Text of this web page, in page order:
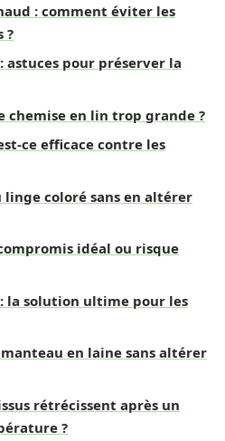
: comment éviter les
?
astuces pour préserver la
chemise en lin trop grande ?
ce efficace contre les
coloré sans en altérer
idéal ou risque
: la solution ultime pour les
en laine sans altérer
rétrécissent après un
?